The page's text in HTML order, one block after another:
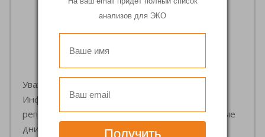
анализов для ЭКО
Получить
Уважаемые пациенты!
Информируем вас о графике работы Клиники
репродукции "Философия жизни" в праздничные
дни